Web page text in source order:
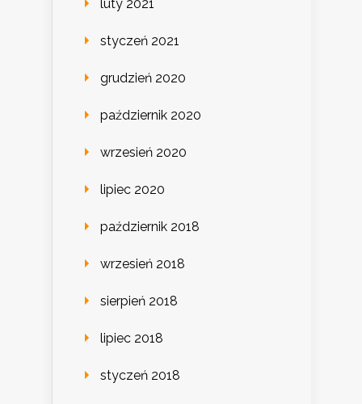
luty 2021
styczeń 2021
grudzień 2020
październik 2020
wrzesień 2020
lipiec 2020
październik 2018
wrzesień 2018
sierpień 2018
lipiec 2018
styczeń 2018